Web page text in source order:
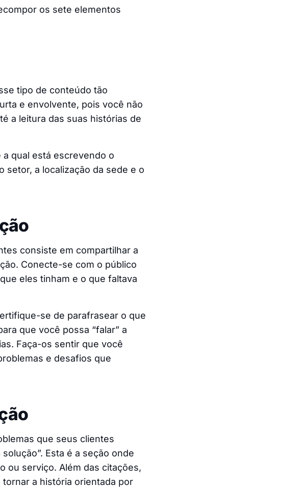
os sete elementos
tipo de conteúdo tão
e envolvente, pois você não
a leitura das suas histórias de
qual está escrevendo o
setor, a localização da sede e o
consiste em compartilhar a
Conecte-se com o público
eles tinham e o que faltava
se de parafrasear o que
que você possa “falar” a
Faça-os sentir que você
e desafios que
que seus clientes
Esta é a seção onde
ou serviço. Além das citações,
a história orientada por